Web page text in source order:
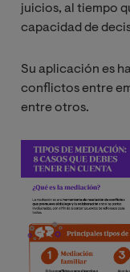
juicios, al tiempo
capacidad de
Su aplicación es
conflictos entre
entre otros.
Imagen